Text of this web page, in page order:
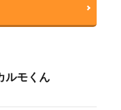
ルモくん